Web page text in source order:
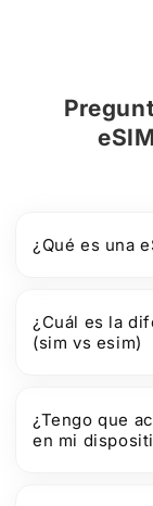
eSIM
¿Qué es una
¿Cuál es la
(sim vs esim)
¿Tengo que
en mi